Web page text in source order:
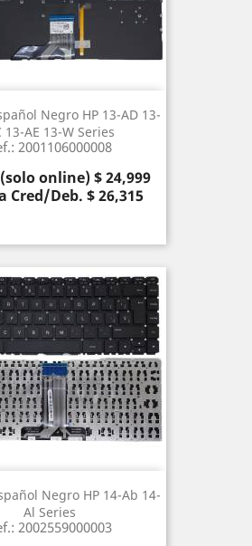
Negro HP 13-AD 13-
13-AE 13-W Series
2001106000008
online) $ 24,999
Cred/Deb. $ 26,315
Negro HP 14-Ab 14-
Al Series
2002559000003